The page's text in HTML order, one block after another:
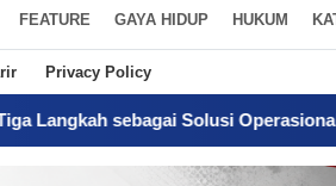
FEATURE GAYA HIDUP HUKUM
Privacy Policy
Solusi Operasional Gaji Pegawai